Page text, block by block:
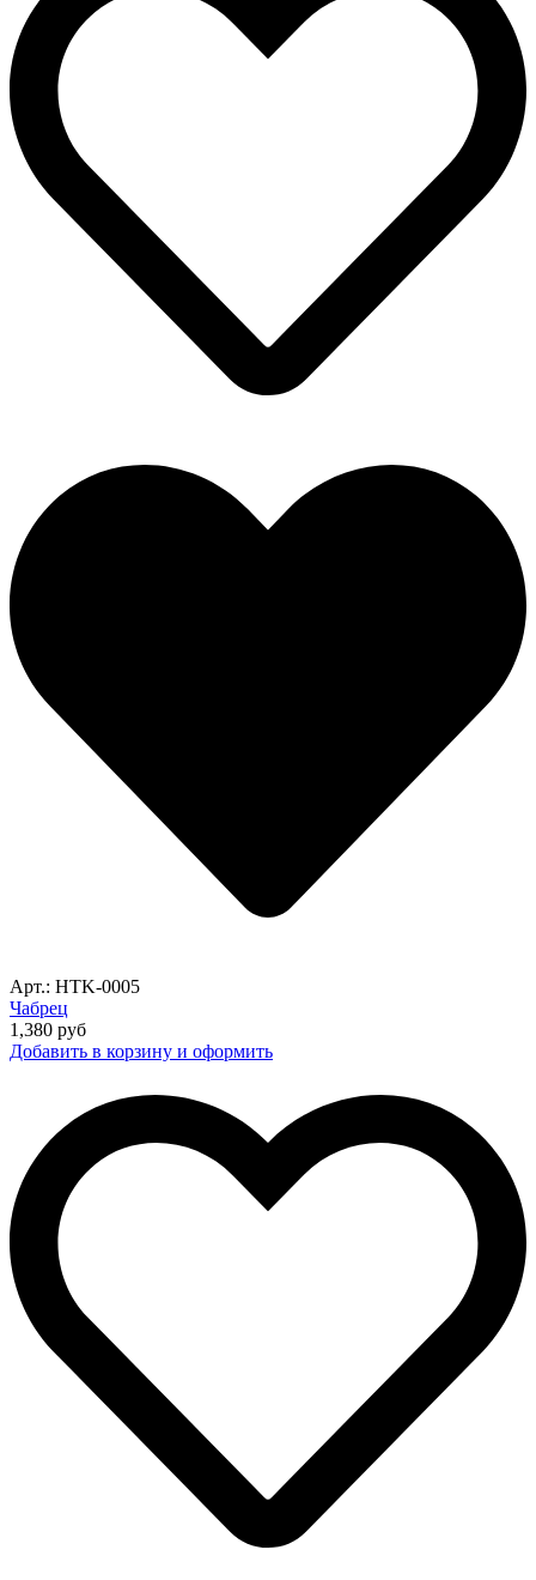
Арт.: HTK-0005
Чабрец
1,380 руб
Добавить в корзину и оформить